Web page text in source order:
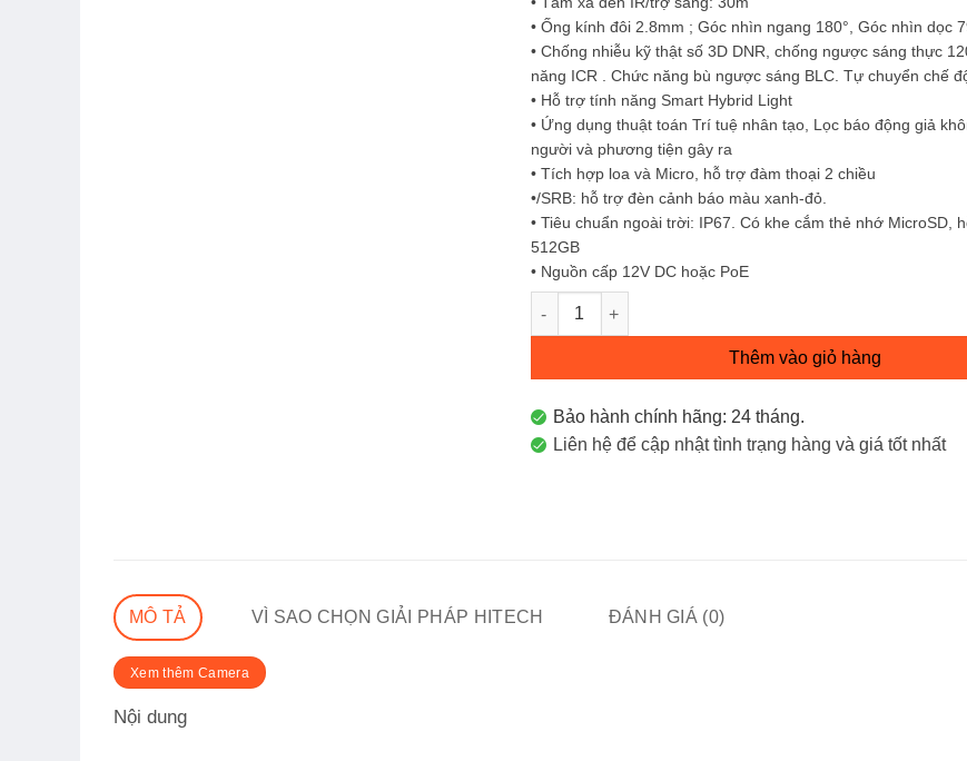
• Ống kính đôi 2.8mm ; Góc nhìn ngang 180°, Góc nhìn dọc
• Chống nhiễu kỹ thật số 3D DNR, chống ngược sáng thực
năng ICR . Chức năng bù ngược sáng BLC. Tự chuyển chế
• Hỗ trợ tính năng Smart Hybrid Light
• Ứng dụng thuật toán Trí tuệ nhân tạo, Lọc báo động giả
người và phương tiện gây ra
• Tích hợp loa và Micro, hỗ trợ đàm thoại 2 chiều
•/SRB: hỗ trợ đèn cảnh báo màu xanh-đỏ.
• Tiêu chuẩn ngoài trời: IP67. Có khe cắm thẻ nhớ MicroSD,
512GB
• Nguồn cấp 12V DC hoặc PoE
Camera IP thân trụ 6MP DS-2CD1T67G2HP-LIUF/SRB
Thêm vào giỏ hàng
Bảo hành chính hãng: 24 tháng.
Liên hệ để cập nhật tình trạng hàng và giá tốt nhất
MÔ TẢ VÌ SAO CHỌN GIẢI PHÁP HITECH ĐÁNH GIÁ (0)
Xem thêm Camera
Nội dung